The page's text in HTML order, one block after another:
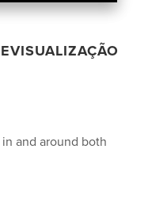
and around both